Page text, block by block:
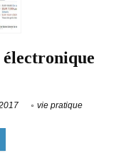
électronique
vie pratique